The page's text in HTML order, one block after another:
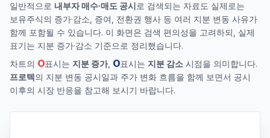
일반적으로 내부자 매수·매도 공시로 검색되는 자료도 실제로는
보유주식의 증가·감소, 증여, 전환권 행사 등 여러 지분 변동 사유가
함께 포함될 수 있습니다. 이 화면은 검색 편의성을 고려하되, 실제
표기는 지분 증가·감소 기준으로 정리했습니다.
차트의 O표시는 지분 증가, O표시는 지분 감소 시점을 의미합니다.
프로텍의 지분 변동 공시일과 주가 변화 흐름을 함께 보면서 공시
이후의 시장 반응을 참고해 보시기 바랍니다.